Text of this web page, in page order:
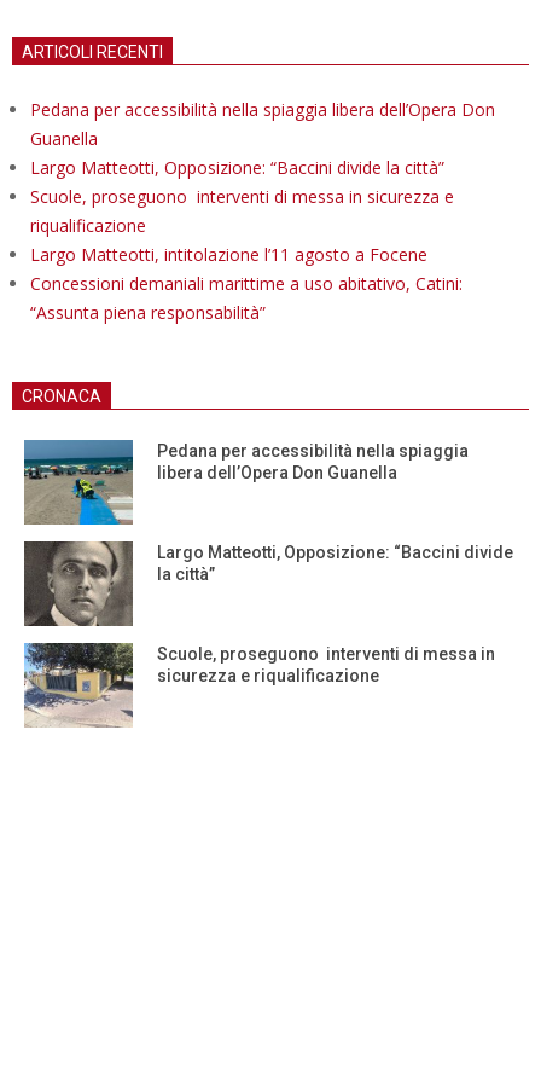
ARTICOLI RECENTI
Pedana per accessibilità nella spiaggia libera dell’Opera Don
Guanella
Largo Matteotti, Opposizione: “Baccini divide la città”
Scuole, proseguono interventi di messa in sicurezza e
riqualificazione
Largo Matteotti, intitolazione l’11 agosto a Focene
Concessioni demaniali marittime a uso abitativo, Catini:
“Assunta piena responsabilità”
CRONACA
Pedana per accessibilità nella spiaggia
libera dell’Opera Don Guanella
Largo Matteotti, Opposizione: “Baccini divide
la città”
Scuole, proseguono interventi di messa in
sicurezza e riqualificazione